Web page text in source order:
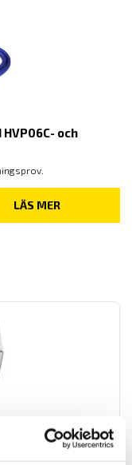
och
LÄS MER
serien
system